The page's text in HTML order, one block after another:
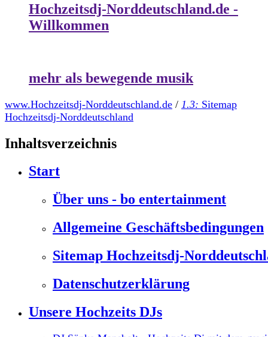
Hochzeitsdj-Norddeutschland.de -
Willkommen
mehr als bewegende musik
www.Hochzeitsdj-Norddeutschland.de / 1.3: Sitemap
Hochzeitsdj-Norddeutschland
Inhaltsverzeichnis
Start
Über uns - bo entertainment
Allgemeine Geschäftsbedingungen
Sitemap Hochzeitsdj-
Datenschutzerklärung
Unsere Hochzeits DJs